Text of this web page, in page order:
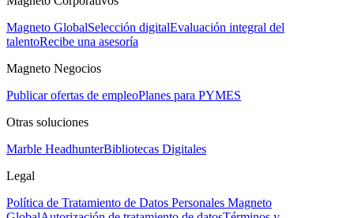
Magneto GlobalSelección digitalEvaluación integral del
talentoRecibe una asesoría
Magneto Negocios
Publicar ofertas de empleoPlanes para PYMES
Otras soluciones
Marble HeadhunterBibliotecas Digitales
Legal
Política de Tratamiento de Datos Personales Magneto